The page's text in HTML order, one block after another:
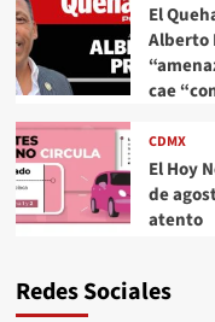
El
Alberto
cae
CDMX
El Hoy
de
atento
Redes Sociales